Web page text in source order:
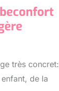
très concret:
de la